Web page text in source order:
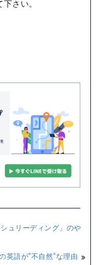
さい。
ュリーディング」のや
英語が”不自然”な理由